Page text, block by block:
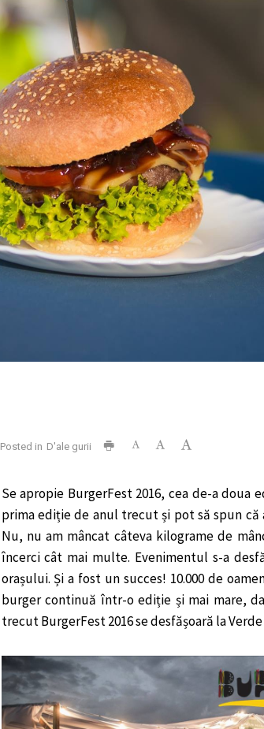
Posted in D'ale gurii
Se apropie BurgerFest 2016, cea de-a
prima ediție de anul trecut și pot să spun
Nu, nu am mâncat câteva kilograme de
încerci cât mai multe. Evenimentul s-a
orașului. Și a fost un succes! 10.000 de
burger continuă într-o ediție și mai mare,
trecut BurgerFest 2016 se desfășoară la